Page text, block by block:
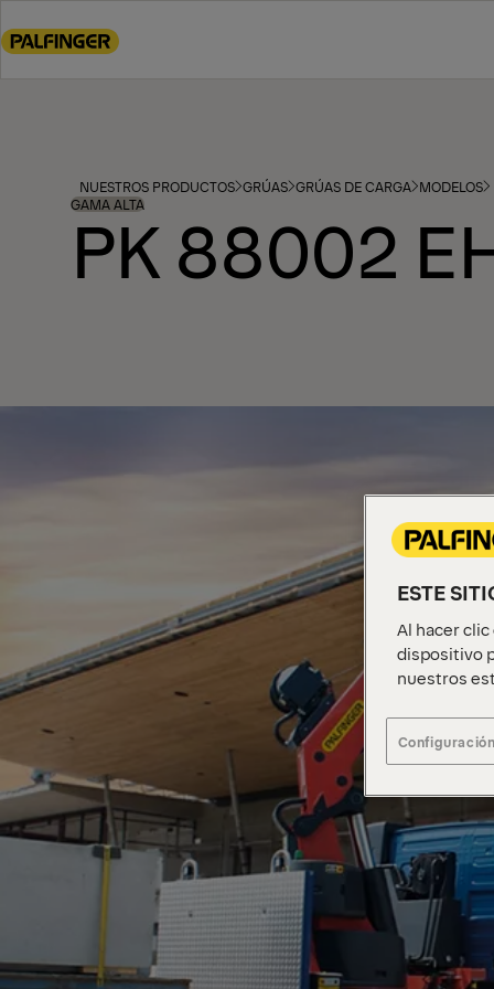
to
NUESTROS PRODUCTOS GRÚAS GRÚAS DE CARGA MODELOS
GAMA ALTA
PK 88002
ESTE
Al hacer clic
dispositivo
nuestros